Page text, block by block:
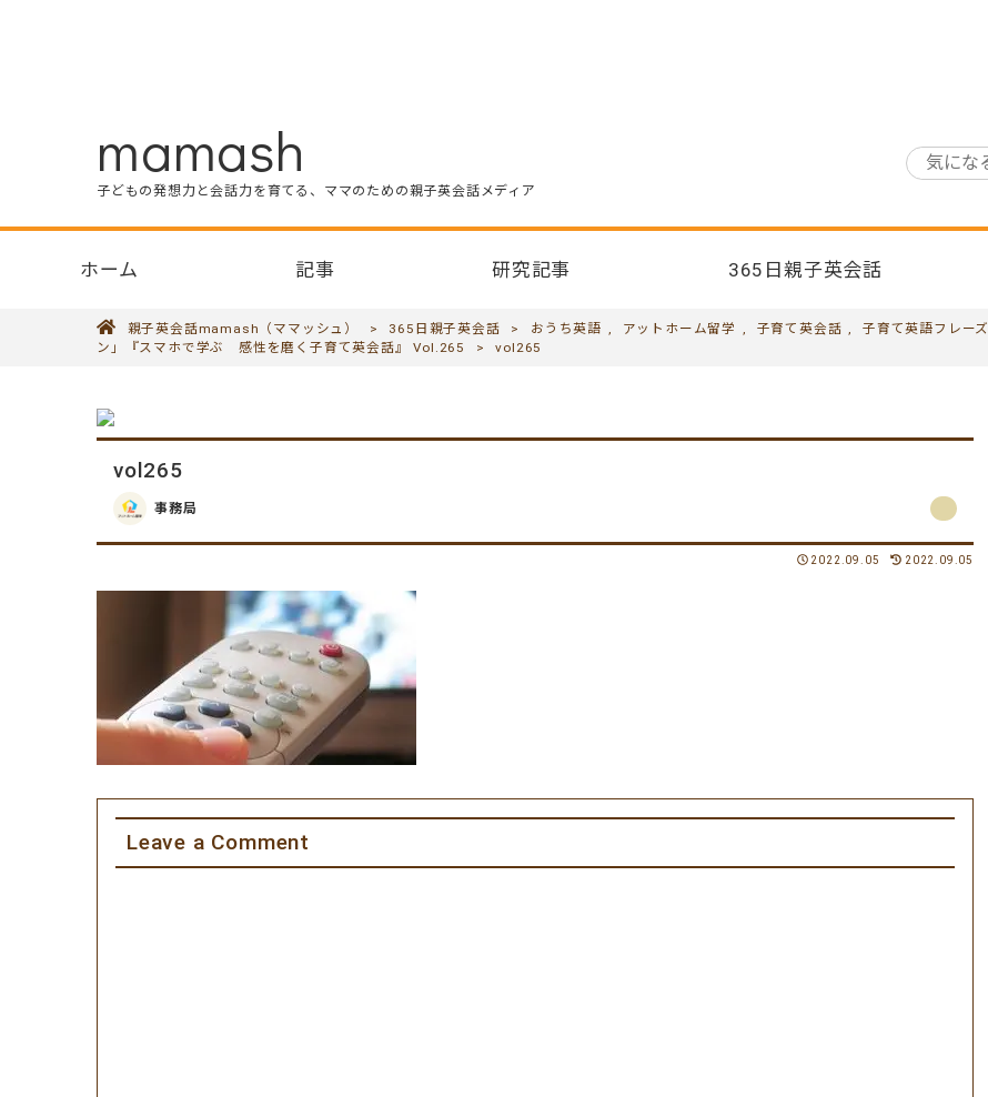
mamash
子どもの発想力と会話力を育てる、ママのための親子英会話メディア
ホーム 記事 研究記事 365日親子英会話
親子英会話mamash（ママッシュ） > 365日親子英会話 > おうち英語 アットホーム留学 子育て英会話 子育て英語フレーズ
ン」『スマホで学ぶ 感性を磨く子育て英会話』 Vol.265
> vol265
vol265
事務局
2022.09.05 2022.09.05
Leave a Comment